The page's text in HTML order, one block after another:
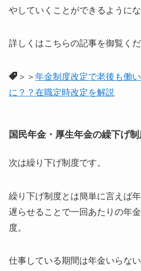
やしていくことができるようにな
詳しくはこちらの記事を御覧くだ
＞＞ 年金制度改定で老後も働
に？？在職定時改定を解説
国民年金・厚生年金の繰下げ制
次は繰り下げ制度です。
繰り下げ制度とは簡単に言えば
遅らせることで一回あたりの年
度。
仕事している期間は年金いらな